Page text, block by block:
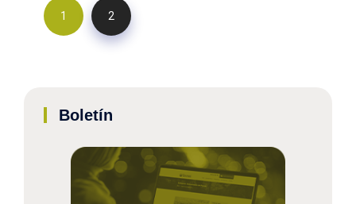
1 2
Boletín